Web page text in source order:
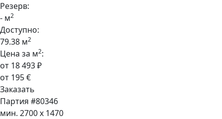
Резерв:
- м2
Доступно:
79.38 м2
Цена за м2:
от 18 493 ₽
от 195 €
Заказать
Партия #80346
мин. 2700 x 1470